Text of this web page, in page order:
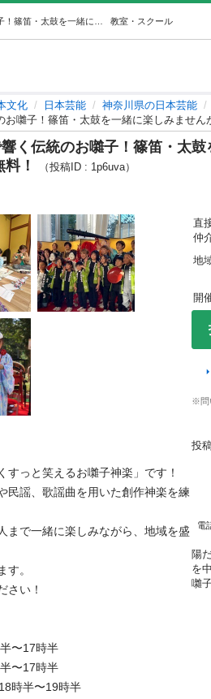
教室・スクール
文化 日本芸能 神奈川県の日本芸能
囃子！篠笛・太鼓を一緒に楽しみません
く伝統のお囃子！篠笛・太
！
（投稿ID : 1p6uva）
っと笑えるお囃子神楽」です！
民謡、歌謡曲を用いた創作神楽を練
まで一緒に楽しみながら、地域を盛
す。
さい！
〜17時半
〜17時半
時半〜19時半
直
仲
地
開
※問
投
電
陽
を
囃